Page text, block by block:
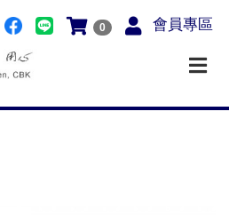
0 會員專區